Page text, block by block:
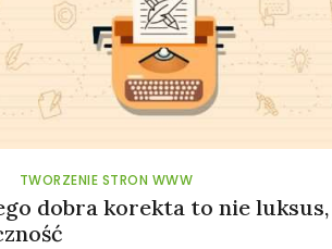
TWORZENIE STRON WWW
dobra korekta to nie luksus,